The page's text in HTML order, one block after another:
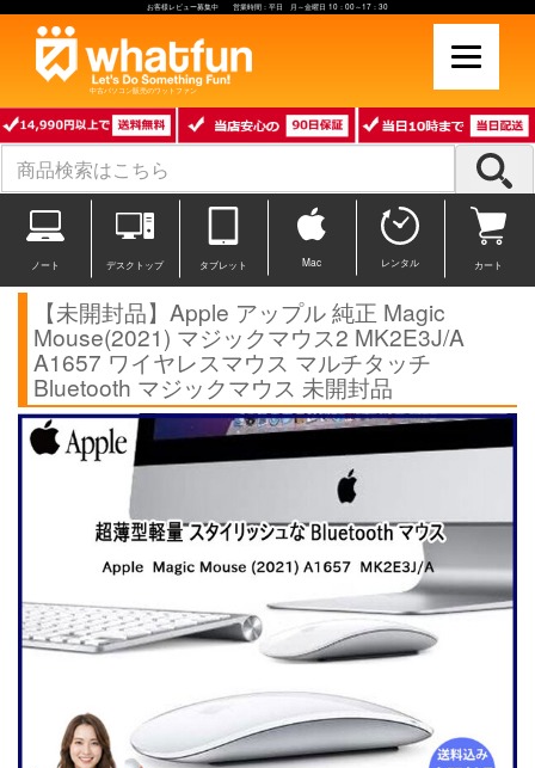
お客様レビュー募集中 営業時間：平日 月～金曜日 10：00～17：30
中古パソコン販売のワットファン
ノート デスクトップ タブレット Mac レンタル カート
【未開封品】Apple アップル 純正 Magic
Mouse(2021) マジックマウス2 MK2E3J/A
A1657 ワイヤレスマウス マルチタッチ
Bluetooth マジックマウス 未開封品